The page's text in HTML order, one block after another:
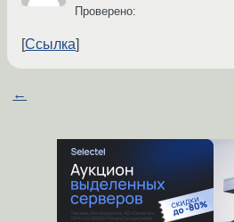
Проверено:
Ссылка
←